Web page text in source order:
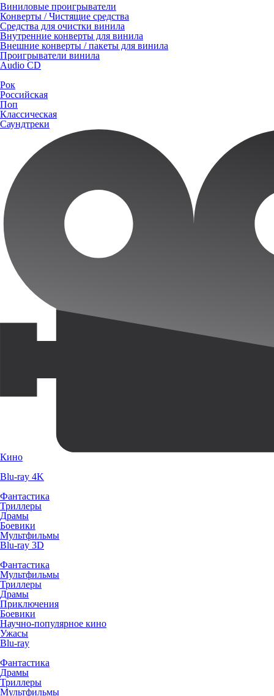
Виниловые проигрыватели
Конверты / Чистящие средства
Средства для очистки винила
Внутренние конверты для винила
Внешние конверты / пакеты для винила
Проигрыватели винила
Audio CD
Рок
Российская
Поп
Классическая
Саундтреки
Кино
Blu-ray 4K
Фантастика
Триллеры
Драмы
Боевики
Мультфильмы
Blu-ray 3D
Фантастика
Мультфильмы
Триллеры
Драмы
Приключения
Боевики
Научно-популярное кино
Ужасы
Blu-ray
Фантастика
Драмы
Триллеры
Мультфильмы